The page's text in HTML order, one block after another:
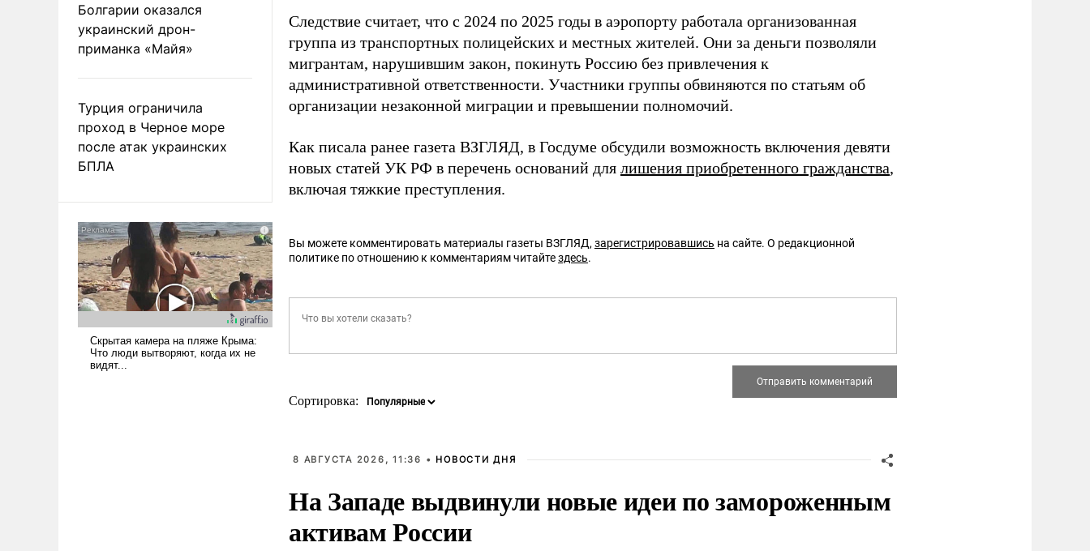
Болгарии оказался
украинский дрон-
приманка «Майя»
Турция ограничила
проход в Черное море
после атак украинских
БПЛА
Следствие считает, что с 2024 по 2025 годы в аэропорту работала организованная
группа из транспортных полицейских и местных жителей. Они за деньги позволяли
мигрантам, нарушившим закон, покинуть Россию без привлечения к
административной ответственности. Участники группы обвиняются по статьям об
организации незаконной миграции и превышении полномочий.
Как писала ранее газета ВЗГЛЯД, в Госдуме обсудили возможность включения девяти
новых статей УК РФ в перечень оснований для лишения приобретенного гражданства,
включая тяжкие преступления.
Вы можете комментировать материалы газеты ВЗГЛЯД, зарегистрировавшись на сайте. О редакционной
политике по отношению к комментариям читайтездесь.
Сортировка:
8 АВГУСТА 2026, 11:36 • НОВОСТИ ДНЯ
На Западе выдвинули новые идеи по замороженным
активам России